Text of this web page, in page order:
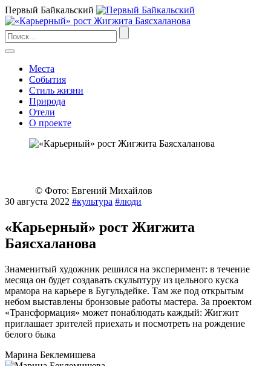
Первый Байкальский
Места
События
Стиль жизни
Природа
Отели
О проекте
© Фото: Евгений Михайлов
30 августа 2022 #культура #люди
«Карьерный» рост Жигжита
Баясхаланова
Знаменитый художник решился на эксперимент: в течение
месяца он будет создавать скульптуру из цельного куска
мрамора на карьере в Бугульдейке. Там же под открытым
небом выставлены бронзовые работы мастера. За проектом
«Трансформация» может понаблюдать каждый: Жигжит
приглашает зрителей приехать и посмотреть на рождение
белого быка
Марина Беклемишева